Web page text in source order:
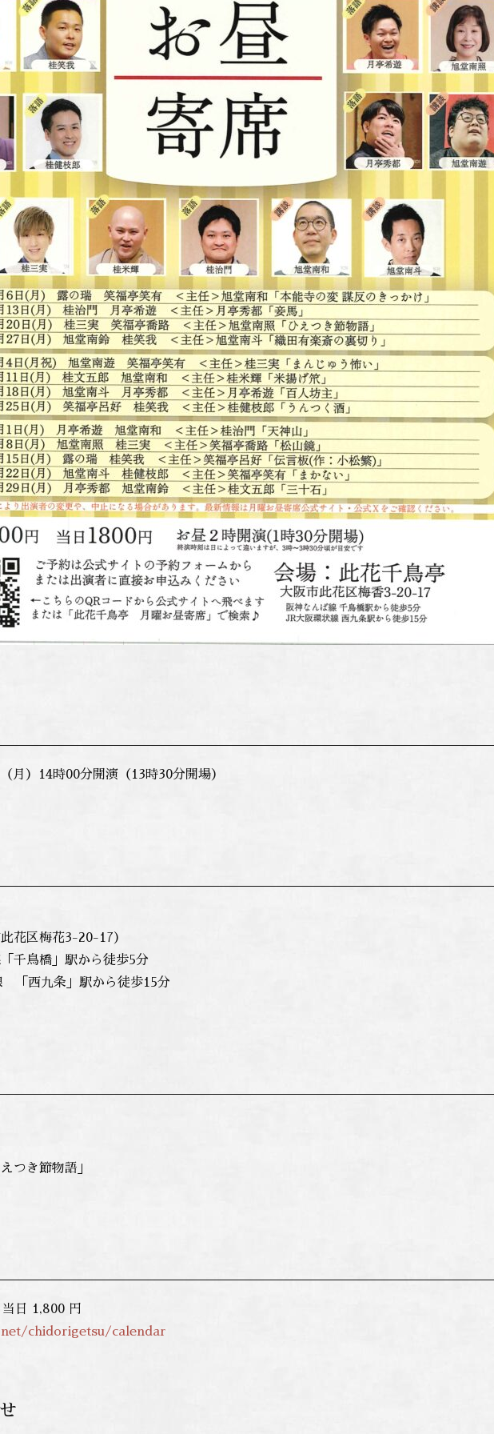
月）14時00分開演（13時30分開場）
花区梅花3-20-17）
千鳥橋」駅から徒歩5分
「西九条」駅から徒歩15分
つき節物語」
日 1,800 円
chidorigetsu/calendar